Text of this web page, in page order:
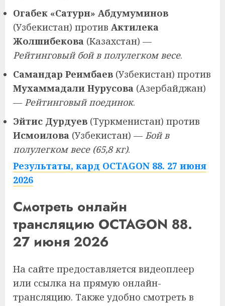
Огабек «Сатурн» Абдумуминов
(Узбекистан) против Актилека
Жолшибекова (Казахстан) —
Рейтинговый бой в полулегком весе.
Самандар Реимбаев (Узбекистан) против
Мухаммадали Нурусова (Азербайджан)
— Рейтинговый поединок.
Эйтис Дурдуев (Туркменистан) против
Исмоилова (Узбекистан) — Бой в
полулегком весе (65,8 кг).
Результаты, кард OCTAGON 88. 27 июня
2026
Смотреть онлайн
трансляцию OCTAGON 88.
27 июня 2026
На сайте предоставляется видеоплеер
или ссылка на прямую онлайн-
трансляцию. Также удобно смотреть в